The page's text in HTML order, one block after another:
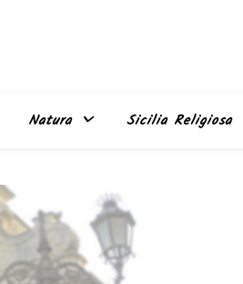
Natura Sicilia Religiosa